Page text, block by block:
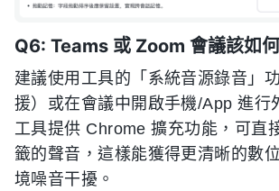
Q6: Teams 或 Zoom 會議該如
建議使用工具的「系統音源錄音」
援）或在會議中開啟手機/App 進行
工具提供 Chrome 擴充功能，可直
籤的聲音，這樣能獲得更清晰的數
境噪音干擾。